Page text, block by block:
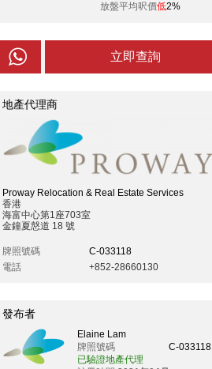
放盤平均呎價低2%
立即查詢
地產代理商
Proway Relocation & Real Estate Services
香港
海富中心第1座703室
金鐘夏慤道 18 號
牌照號碼
C-033118
電話
+852-28660130
發布者
Elaine Lam
牌照號碼
C-033118
已驗證地產代理